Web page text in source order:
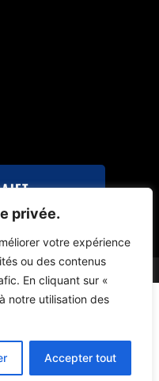
privée.
votre expérience
ou des contenus
En cliquant sur «
notre utilisation des
Accepter tout
Ludo